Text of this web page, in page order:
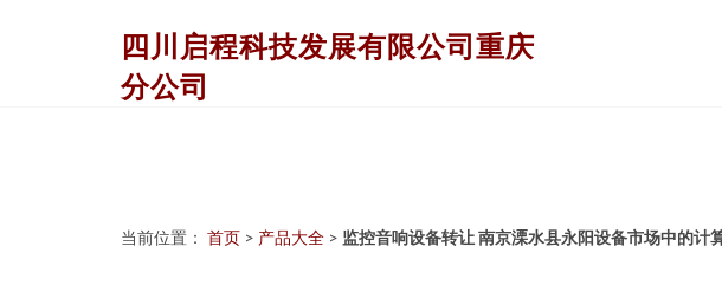
四川启程科技发展有限公司重庆
分公司
当前位置： 首页 > 产品大全 > 监控音响设备转让 南京溧水县永阳设备市场中的计